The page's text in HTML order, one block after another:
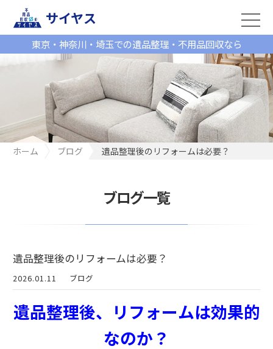
東京・神奈川・埼玉での遺品整理・不用品回収なら
サイヤス
ホーム ブログ 遺品整理後のリフォームは必要？
ブログ一覧
遺品整理後のリフォームは必要？
2026.01.11 ブログ
遺品整理後、リフォームは効果的
なのか？